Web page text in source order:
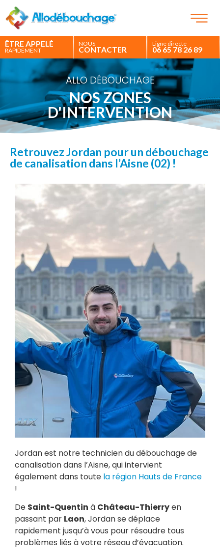
ÊTRE APPELÉ
RAPIDEMENT
NOUS
CONTACTER
Ligne directe
06 65 78 26 89
ALLO DÉBOUCHAGE
NOS ZONES
D'INTERVENTION
Retrouvez Jordan pour un débouchage
de canalisation dans l’Aisne (02) !
Jordan est notre technicien du débouchage de
canalisation dans l’Aisne, qui intervient
également dans toute la région Hauts de France
!
De Saint-Quentin à Château-Thierryen
passant par Laon, Jordan se déplace
rapidement jusqu’à vous pour résoudre tous
problèmes liés à votre réseau d’évacuation.